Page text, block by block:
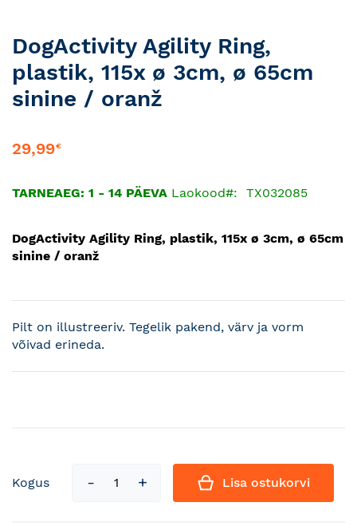
Skip
to
the
beginning
of
images
DogActivity Agility Ring,
plastik, 115x ø 3cm, ø 65cm
sinine / oranž
29,99€
TARNEAEG: 1 - 14 PÄEVA Laokood TX032085
DogActivity Agility Ring, plastik, 115x ø 3cm, ø 65cm
sinine / oranž
Pilt on illustreeriv. Tegelik pakend, värv ja vorm
võivad erineda.
Kogus Lisa ostukorvi